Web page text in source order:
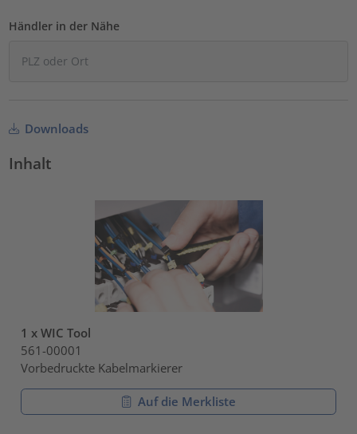
Händler in der Nähe
Downloads
Inhalt
1 x WIC Tool
561-00001
Vorbedruckte Kabelmarkierer
Auf die Merkliste